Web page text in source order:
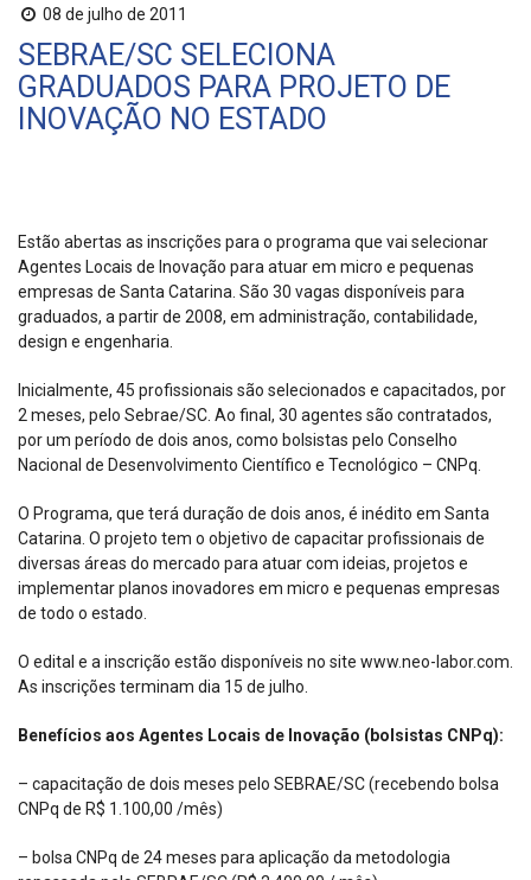
08 de julho de 2011
SEBRAE/SC SELECIONA
GRADUADOS PARA PROJETO DE
INOVAÇÃO NO ESTADO
Estão abertas as inscrições para o programa que vai selecionar
Agentes Locais de Inovação para atuar em micro e pequenas
empresas de Santa Catarina. São 30 vagas disponíveis para
graduados, a partir de 2008, em administração, contabilidade,
design e engenharia.
Inicialmente, 45 profissionais são selecionados e capacitados, por
2 meses, pelo Sebrae/SC. Ao final, 30 agentes são contratados,
por um período de dois anos, como bolsistas pelo Conselho
Nacional de Desenvolvimento Científico e Tecnológico – CNPq.
O Programa, que terá duração de dois anos, é inédito em Santa
Catarina. O projeto tem o objetivo de capacitar profissionais de
diversas áreas do mercado para atuar com ideias, projetos e
implementar planos inovadores em micro e pequenas empresas
de todo o estado.
O edital e a inscrição estão disponíveis no site www.neo-labor.com.
As inscrições terminam dia 15 de julho.
Benefícios aos Agentes Locais de Inovação (bolsistas CNPq):
– capacitação de dois meses pelo SEBRAE/SC (recebendo bolsa
CNPq de R$ 1.100,00 /mês)
– bolsa CNPq de 24 meses para aplicação da metodologia